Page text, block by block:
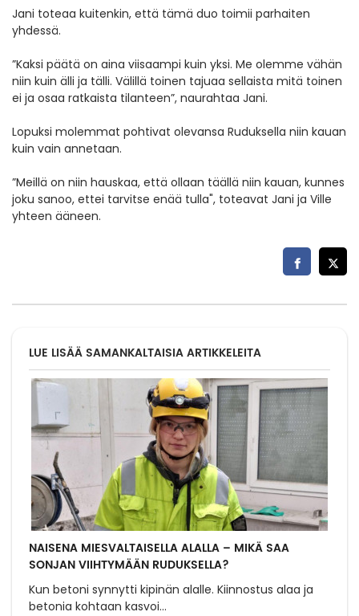
Jani toteaa kuitenkin, että tämä duo toimii parhaiten
yhdessä.
”Kaksi päätä on aina viisaampi kuin yksi. Me olemme vähän
niin kuin älli ja tälli. Välillä toinen tajuaa sellaista mitä toinen
ei ja osaa ratkaista tilanteen”, naurahtaa Jani.
Lopuksi molemmat pohtivat olevansa Ruduksella niin kauan
kuin vain annetaan.
”Meillä on niin hauskaa, että ollaan täällä niin kauan, kunnes
joku sanoo, ettei tarvitse enää tulla", toteavat Jani ja Ville
yhteen ääneen.
LUE LISÄÄ SAMANKALTAISIA ARTIKKELEITA
NAISENA MIESVALTAISELLA ALALLA – MIKÄ SAA
SONJAN VIIHTYMÄÄN RUDUKSELLA?
Kun betoni synnytti kipinän alalle. Kiinnostus alaa ja
betonia kohtaan kasvoi...